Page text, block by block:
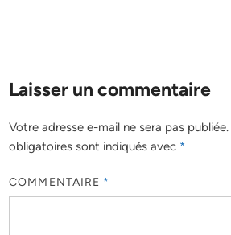
Laisser un commentaire
Votre adresse e-mail ne sera pas publiée.
obligatoires sont indiqués avec *
COMMENTAIRE *